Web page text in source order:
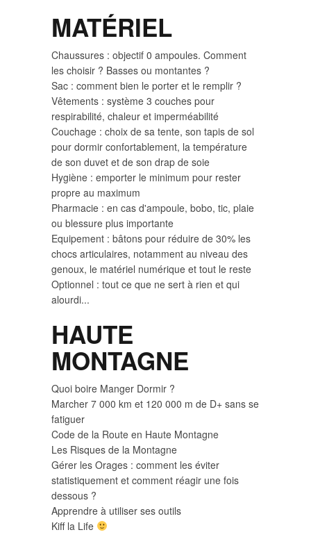
MATÉRIEL
Chaussures : objectif 0 ampoules. Comment
les choisir ? Basses ou montantes ?
Sac : comment bien le porter et le remplir ?
Vêtements : système 3 couches pour
respirabilité, chaleur et imperméabilité
Couchage : choix de sa tente, son tapis de sol
pour dormir confortablement, la température
de son duvet et de son drap de soie
Hygiène : emporter le minimum pour rester
propre au maximum
Pharmacie : en cas d'ampoule, bobo, tic, plaie
ou blessure plus importante
Equipement : bâtons pour réduire de 30% les
chocs articulaires, notamment au niveau des
genoux, le matériel numérique et tout le reste
Optionnel : tout ce que ne sert à rien et qui
alourdi...
HAUTE
MONTAGNE
Quoi boire Manger Dormir ?
Marcher 7 000 km et 120 000 m de D+ sans se
fatiguer
Code de la Route en Haute Montagne
Les Risques de la Montagne
Gérer les Orages : comment les éviter
statistiquement et comment réagir une fois
dessous ?
Apprendre à utiliser ses outils
Kiff la Life